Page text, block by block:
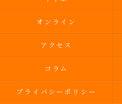
オンライン
アクセス
コラム
プライバシーポリシー